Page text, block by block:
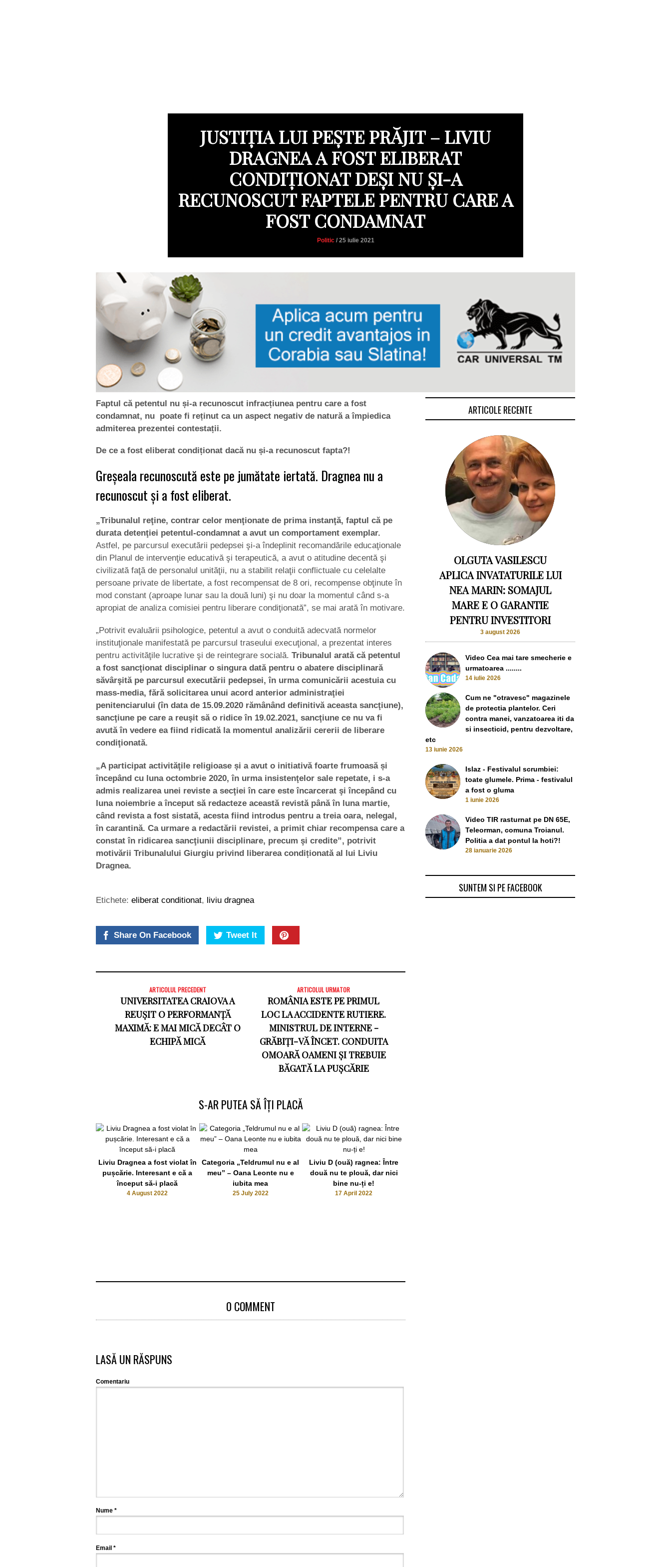
JUSTIȚIA LUI PEȘTE PRĂJIT – LIVIU
DRAGNEA A FOST ELIBERAT
CONDIȚIONAT DEȘI NU ȘI-A
RECUNOSCUT FAPTELE PENTRU CARE A
FOST CONDAMNAT
Politic/ 25 iulie 2021
Faptul că petentul nu și-a recunoscut infracțiunea pentru care a fost
condamnat, nu poate fi reținut ca un aspect negativ de natură a împiedica
admiterea prezentei contestații.
De ce a fost eliberat condiționat dacă nu și-a recunoscut fapta?!
Greşeala recunoscută este pe jumătate iertată. Dragnea nu a
recunoscut și a fost eliberat.
„Tribunalul reţine, contrar celor menţionate de prima instanţă, faptul că pe
durata detenţiei petentul-condamnat a avut un comportament exemplar.
Astfel, pe parcursul executării pedepsei şi-a îndeplinit recomandările educaţionale
din Planul de intervenţie educativă şi terapeutică, a avut o atitudine decentă şi
civilizată faţă de personalul unităţii, nu a stabilit relaţii conflictuale cu celelalte
persoane private de libertate, a fost recompensat de 8 ori, recompense obţinute în
mod constant (aproape lunar sau la două luni) şi nu doar la momentul când s-a
apropiat de analiza comisiei pentru liberare condiţionată”, se mai arată în motivare.
„Potrivit evaluării psihologice, petentul a avut o conduită adecvată normelor
instituţionale manifestată pe parcursul traseului execuţional, a prezentat interes
pentru activităţile lucrative şi de reintegrare socială. Tribunalul arată că petentul
a fost sancţionat disciplinar o singura dată pentru o abatere disciplinară
săvârşită pe parcursul executării pedepsei, în urma comunicării acestuia cu
mass-media, fără solicitarea unui acord anterior administraţiei
penitenciarului (în data de 15.09.2020 rămânând definitivă aceasta sancţiune),
sancţiune pe care a reuşit să o ridice în 19.02.2021, sancţiune ce nu va fi
avută în vedere ea fiind ridicată la momentul analizării cererii de liberare
condiţionată.
„A participat activităţile religioase și a avut o initiativă foarte frumoasă și
începând cu luna octombrie 2020, în urma insistenţelor sale repetate, i s-a
admis realizarea unei reviste a secţiei în care este încarcerat şi începând cu
luna noiembrie a început să redacteze această revistă până în luna martie,
când revista a fost sistată, acesta fiind introdus pentru a treia oara, nelegal,
în carantină. Ca urmare a redactării revistei, a primit chiar recompensa care a
constat în ridicarea sancţiunii disciplinare, precum şi credite”, potrivit
motivării Tribunalului Giurgiu privind liberarea condiționată al lui Liviu
Dragnea.
Etichete: eliberat conditionat, liviu dragnea
Share On Facebook Tweet It
ARTICOLUL PRECEDENT
UNIVERSITATEA CRAIOVA A
REUȘIT O PERFORMANȚĂ
MAXIMĂ: E MAI MICĂ DECÂT O
ECHIPĂ MICĂ
ARTICOLUL URMATOR
ROMÂNIA ESTE PE PRIMUL
LOC LA ACCIDENTE RUTIERE.
MINISTRUL DE INTERNE -
GRĂBIȚI-VĂ ÎNCET. CONDUITA
OMOARĂ OAMENI ȘI TREBUIE
BĂGATĂ LA PUȘCĂRIE
S-AR PUTEA SĂ ÎȚI PLACĂ
Liviu Dragnea a fost violat în
pușcărie. Interesant e că a
început să-i placă
4 August 2022
Categoria „Teldrumul nu e al
meu” – Oana Leonte nu e
iubita mea
25 July 2022
Liviu D (ouă) ragnea: Între
două nu te plouă, dar nici
bine nu-ți e!
17 April 2022
0 COMMENT
LASĂ UN RĂSPUNS
Comentariu
Nume *
Email *
ARTICOLE RECENTE
OLGUTA VASILESCU
APLICA INVATATURILE LUI
NEA MARIN: SOMAJUL
MARE E O GARANTIE
PENTRU INVESTITORI
3 august 2026
Video Cea mai tare smecherie e
urmatoarea ........
14 iulie 2026
Cum ne "otravesc" magazinele
de protectia plantelor. Ceri
contra manei, vanzatoarea iti da
si insecticid, pentru dezvoltare,
etc
13 iunie 2026
Islaz - Festivalul scrumbiei:
toate glumele. Prima - festivalul
a fost o gluma
1 iunie 2026
Video TIR rasturnat pe DN 65E,
Teleorman, comuna Troianul.
Politia a dat pontul la hoti?!
28 ianuarie 2026
SUNTEM SI PE FACEBOOK